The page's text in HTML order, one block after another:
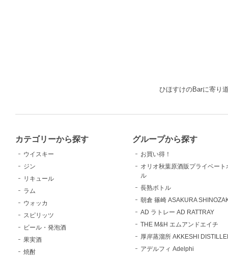
ひほすけのBarに寄り
カテゴリーから探す
ウイスキー
ジン
リキュール
ラム
ウォッカ
スピリッツ
ビール・発泡酒
果実酒
焼酎
グループから探す
お買い得！
オリオ秋葉原酒販プライベート
ル
長熟ボトル
朝倉 篠崎 ASAKURA
AD ラトレー AD RATTRAY
THE M&H エムアンドエイチ
厚岸蒸溜所 AKKESHI
アデルフィ Adelphi